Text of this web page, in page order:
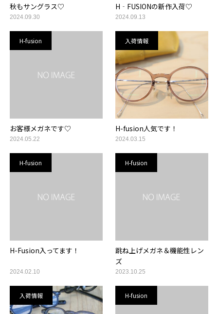
秋もサングラス♡
2024.09.30
H‐FUSIONの新作入荷♡
2024.09.13
H-fusion
お客様メガネです♡
2024.05.22
入荷情報
H-fusion人気です！
2024.03.15
H-fusion
H-Fusion入ってます！
2024.02.10
H-fusion
跳ね上げメガネ＆機能性レン
ズ
2023.10.25
入荷情報 H-fusion